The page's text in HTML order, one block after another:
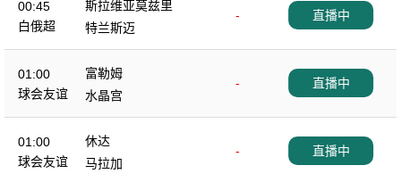
00:45
白俄超
斯拉维亚莫兹里
-
特兰斯迈
直播中
01:00
球会友谊
富勒姆
-
水晶宫
直播中
01:00
球会友谊
休达
-
马拉加
直播中